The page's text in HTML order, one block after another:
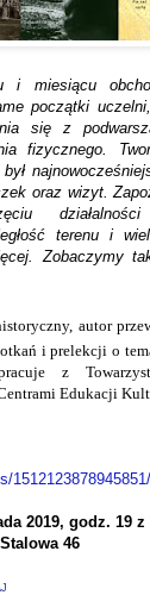
miesiącu
początki
się z
fizycznego.
oraz wizyt.
terenu i
Zobaczymy
autor
i prelekcji o
z
Edukacji
1512123878945851/
2019, godz. 19 z
46